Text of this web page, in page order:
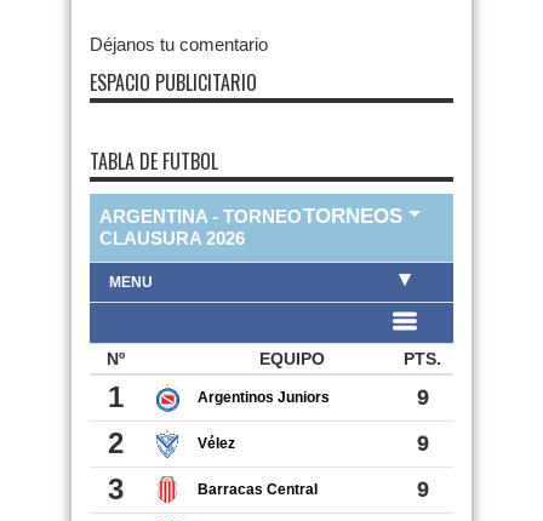
Déjanos tu comentario
ESPACIO PUBLICITARIO
TABLA DE FUTBOL